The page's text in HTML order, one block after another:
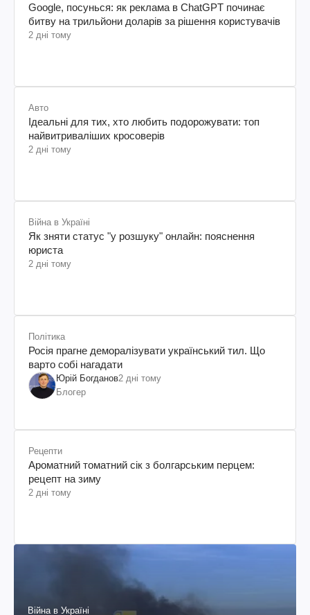
Google, посунься: як реклама в ChatGPT починає
битву на трильйони доларів за рішення користувачів
2 дні тому
Авто
Ідеальні для тих, хто любить подорожувати: топ
найвитриваліших кросоверів
2 дні тому
Війна в Україні
Як зняти статус "у розшуку" онлайн: пояснення
юриста
2 дні тому
Політика
Росія прагне деморалізувати український тил. Що
варто собі нагадати
Юрій Богданов2 дні тому
Блогер
Рецепти
Ароматний томатний сік з болгарським перцем:
рецепт на зиму
2 дні тому
Війна в Україні